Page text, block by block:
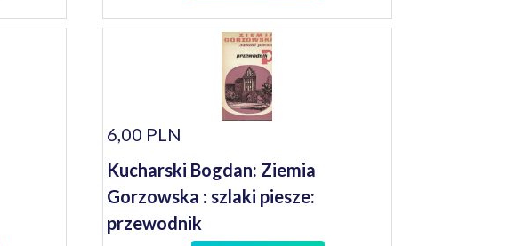
6,00 PLN
Kucharski Bogdan: Ziemia
Gorzowska : szlaki piesze:
przewodnik